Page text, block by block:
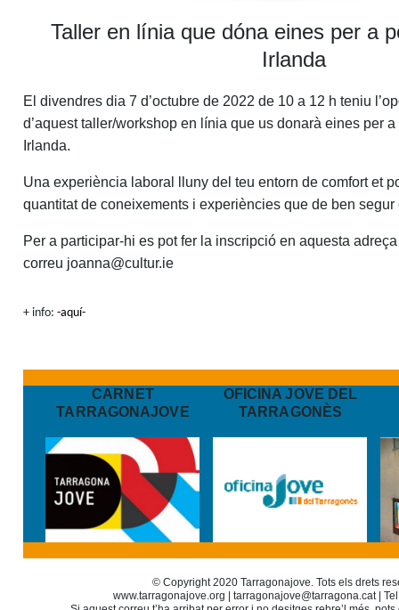
Taller en línia que dóna eines per a
Irlanda
El divendres dia 7 d’octubre de 2022 de 10 a 12 h teniu
d’aquesttaller/workshop en línia que us donarà eines per
Irlanda.
Una experiència laboral lluny del teu entorn de comfort et
quantitat de coneixements i experiències que de ben segur
Per a participar-hi es pot fer la inscripció en aquesta
correu joanna@cultur.ie
+ info: -aquí-
CARNET
TARRAGONAJOVE
OFICINA JOVE DEL
TARRAGONÈS
© Copyright 2020 Tarragonajove. Tots els drets
www.tarragonajove.org | tarragonajove@tarragona.cat|